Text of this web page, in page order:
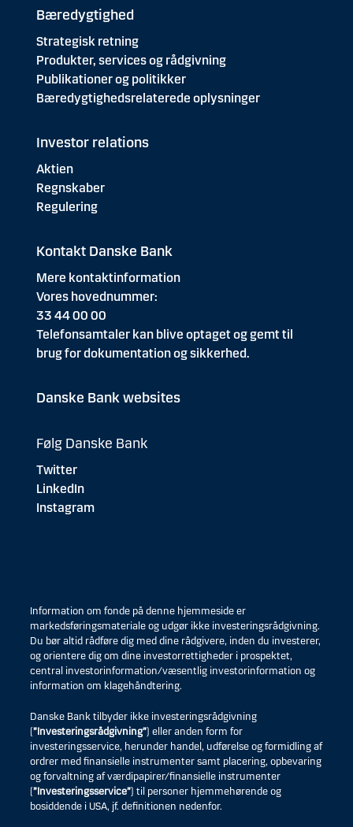
Bæredygtighed
Strategisk retning
Produkter, services og rådgivning
Publikationer og politikker
Bæredygtighedsrelaterede oplysninger
Investor relations
Aktien
Regnskaber
Regulering
Kontakt Danske Bank
Mere kontaktinformation
Vores hovednummer:
33 44 00 00
Telefonsamtaler kan blive optaget og gemt til
brug for dokumentation og sikkerhed.
Danske Bank websites
Følg Danske Bank
Twitter
LinkedIn
Instagram
Information om fonde på denne hjemmeside er
markedsføringsmateriale og udgør ikke investeringsrådgivning.
Du bør altid rådføre dig med dine rådgivere, inden du investerer,
og orientere dig om dine investorrettigheder i prospektet,
central investorinformation/væsentlig investorinformation og
information om klagehåndtering.
Danske Bank tilbyder ikke investeringsrådgivning
(”Investeringsrådgivning”) eller anden form for
investeringsservice, herunder handel, udførelse og formidling af
ordrer med finansielle instrumenter samt placering, opbevaring
og forvaltning af værdipapirer/finansielle instrumenter
(”Investeringsservice”) til personer hjemmehørende og
bosiddende i USA, jf. definitionen nedenfor.